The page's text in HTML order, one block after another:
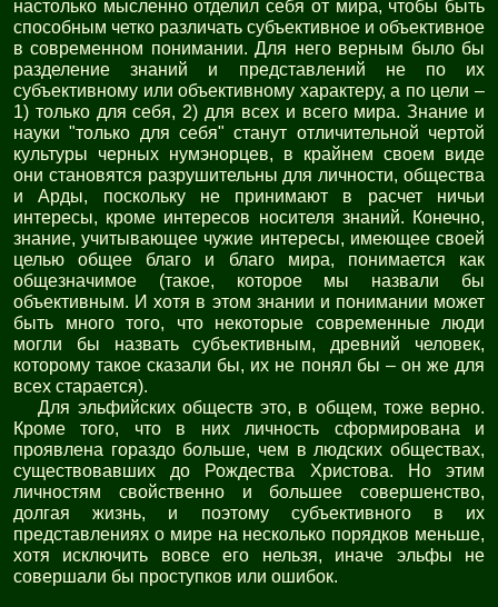
настолько мысленно отделил себя от мира, чтобы быть
способным четко различать субъективное и объективное
в современном понимании. Для него верным было бы
разделение знаний и представлений не по их
субъективному или объективному характеру, а по цели –
1) только для себя, 2) для всех и всего мира. Знание и
науки "только для себя" станут отличительной чертой
культуры черных нумэнорцев, в крайнем своем виде
они становятся разрушительны для личности, общества
и Арды, поскольку не принимают в расчет ничьи
интересы, кроме интересов носителя знаний. Конечно,
знание, учитывающее чужие интересы, имеющее своей
целью общее благо и благо мира, понимается как
общезначимое (такое, которое мы назвали бы
объективным. И хотя в этом знании и понимании может
быть много того, что некоторые современные люди
могли бы назвать субъективным, древний человек,
которому такое сказали бы, их не понял бы – он же для
всех старается).
Для эльфийских обществ это, в общем, тоже верно.
Кроме того, что в них личность сформирована и
проявлена гораздо больше, чем в людских обществах,
существовавших до Рождества Христова. Но этим
личностям свойственно и большее совершенство,
долгая жизнь, и поэтому субъективного в их
представлениях о мире на несколько порядков меньше,
хотя исключить вовсе его нельзя, иначе эльфы не
совершали бы проступков или ошибок.